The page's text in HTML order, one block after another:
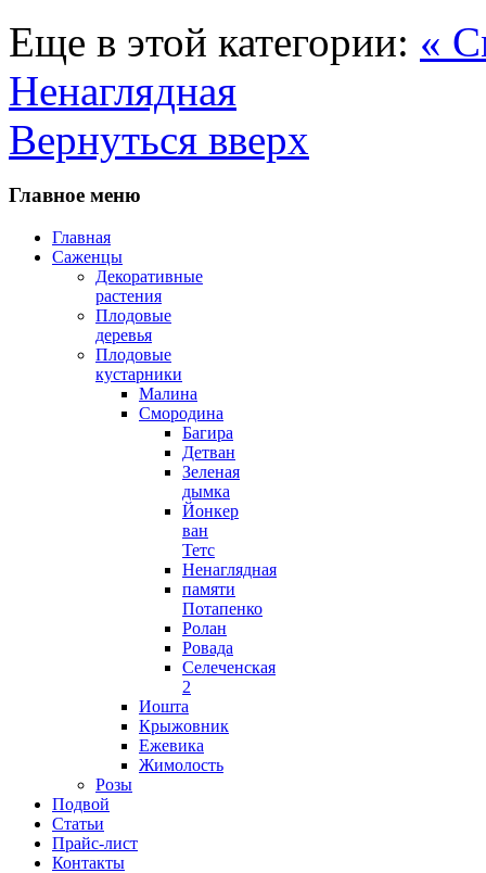
Еще в этой категории: «
Ненаглядная
Вернуться вверх
Главное меню
Главная
Саженцы
Декоративные
растения
Плодовые
деревья
Плодовые
кустарники
Малина
Смородина
Багира
Детван
Зеленая
дымка
Йонкер
ван
Тетс
Ненаглядная
памяти
Потапенко
Ролан
Ровада
Селеченская
2
Иошта
Крыжовник
Ежевика
Жимолость
Розы
Подвой
Статьи
Прайс-лист
Контакты